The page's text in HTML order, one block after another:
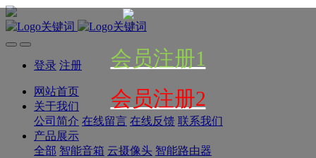
会员注册1
会员注册2
登录 注册
网站首页
关于我们
公司简介 在线留言 在线反馈 联系我们
产品展示
全部 智能音箱 云摄像头 智能路由器